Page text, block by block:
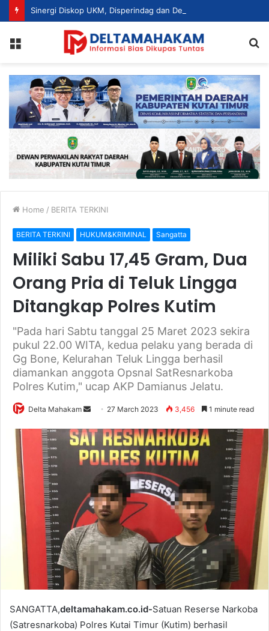
Home / BERITA TERKINI
BERITA TERKINI HUKUM&KRIMINAL Sangatta
Miliki Sabu 17,45 Gram, Dua
Orang Pria di Teluk Lingga
Ditangkap Polres Kutim
"Pada hari Sabtu tanggal 25 Maret 2023 sekira
pukul 22.00 WITA, kedua pelaku yang berada di
Gg Bone, Kelurahan Teluk Lingga berhasil
diamankan anggota Opsnal SatResnarkoba
Polres Kutim," ucap AKP Damianus Jelatu.
Delta Mahakam
n
d
a
n
e
m
a
i
27 March 2023 3,456 1 minute read
SANGATTA,deltamahakam.co.id-Satuan Reserse Narkoba
(Satresnarkoba) Polres Kutai Timur (Kutim) berhasil